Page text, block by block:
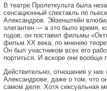
В театре Пролеткульта была
сенсационный спектакль по
Александров. Эйзенштейн
элегантен — а это было время,
годов, он поставил фильмы
фильм XX века, по мнению
Он был участником всех его
портиться. И вскоре они вообще
Действительно, отношения у
Александрове, даже о том, что
самом деле. Хотя сексуальная